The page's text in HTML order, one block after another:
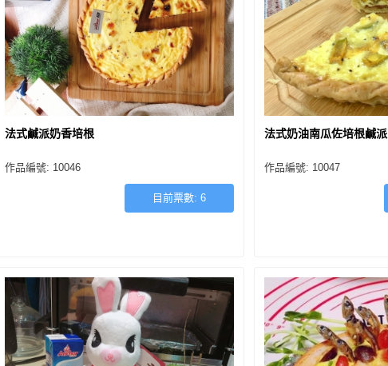
法式鹹派奶香培根
作品編號: 10046
目前票數:6
法式奶油南瓜佐培根鹹派
作品編號: 10047